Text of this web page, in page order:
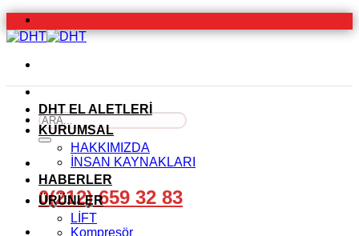
İçeriğe
atla
Ara:
0(212) 659 32 83
DHT EL ALETLERİ
KURUMSAL
HAKKIMIZDA
İNSAN KAYNAKLARI
HABERLER
ÜRÜNLER
LİFT
Kompresör